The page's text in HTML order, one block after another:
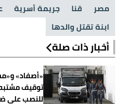
مصر قنا جريمة أسرية
ابنة تقتل والدها
أخبار ذات صلة
«أصفاد»
توقيف
للنصب على